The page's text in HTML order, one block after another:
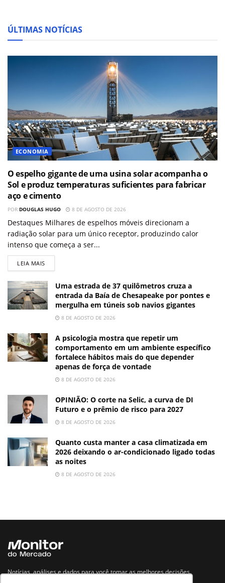
ÚLTIMAS NOTÍCIAS
ECONOMIA
O espelho gigante de uma usina solar acompanha o
Sol e produz temperaturas suficientes para fabricar
aço e cimento
POR DOUGLAS HUGO 8 DE AGOSTO DE 2026
Destaques Milhares de espelhos móveis direcionam a
radiação solar para um único receptor, produzindo calor
intenso que começa a ser...
LEIA MAIS
Uma estrada de 37 quilômetros cruza a
entrada da Baía de Chesapeake por pontes e
mergulha em túneis sob navios gigantes
8 DE AGOSTO DE 2026
A psicologia mostra que repetir um
comportamento em um ambiente específico
fortalece hábitos mais do que depender
apenas de força de vontade
8 DE AGOSTO DE 2026
OPINIÃO: O corte na Selic, a curva de DI
Futuro e o prêmio de risco para 2027
8 DE AGOSTO DE 2026
Quanto custa manter a casa climatizada em
2026 deixando o ar-condicionado ligado todas
as noites
8 DE AGOSTO DE 2026
Notícias, análises e dados para você tomar as melhores decisões.